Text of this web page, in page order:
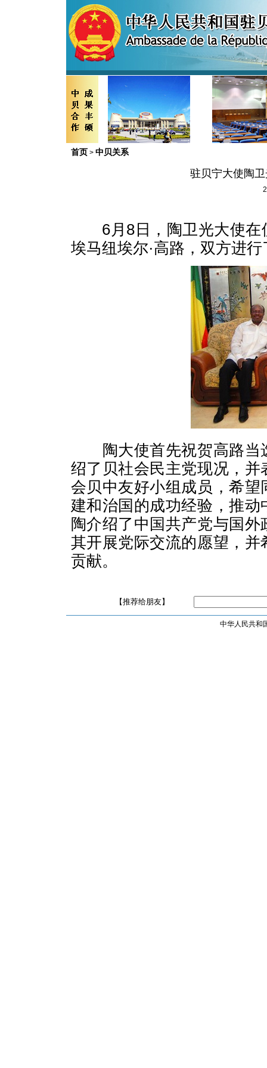
首页 > 中贝关系
驻贝宁大使陶
6月 8日 ，陶卫光大使
埃马纽埃尔·高路，双方进
陶大使首先祝贺高路
绍了贝社会民主党现况，
会贝中友好小组成员，希
建和治国的成功经验，推
陶介绍了中国共产党与国
其开展党际交流的愿望，
贡献。
【推荐给朋友】
中华人民共和